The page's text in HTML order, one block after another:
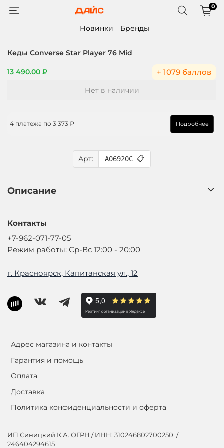
0
Новинки Бренды
Кеды Converse Star Player 76 Mid
13 490.00 ₽ + 1079 баллов
Арт: A06920C 📋
Нет в наличии
4 платежа по 3 373 ₽ Подробнее
Описание
Адрес магазина и контакты
Гарантия и помощь
Оплата
Доставка
Политика конфиденциальности и оферта
Контакты
+7-962-071-77-05
Режим работы: Ср-Вс 12:00 - 20:00
г. Красноярск, Капитанская ул., 12
ИП Синицкий К.А. ОГРН / ИНН: 310246802700250 /
246404294615